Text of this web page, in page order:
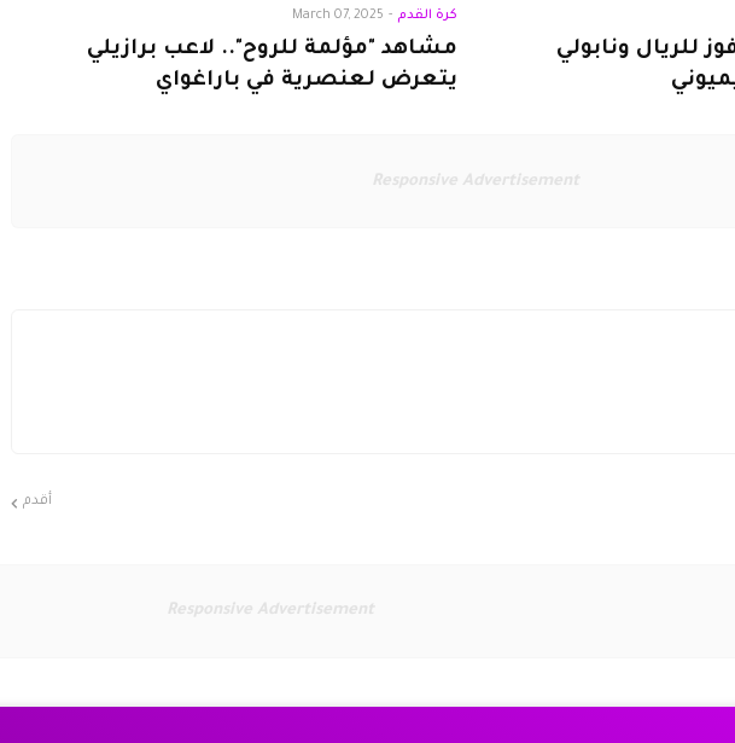
للريال ونابولي
كرة القدم -
March 07, 2025
مشاهد "مؤلمة للروح".. لاعب برازيلي
يتعرض لعنصرية في باراغواي
Responsive Advertisement
أقدم
Responsive Advertisement